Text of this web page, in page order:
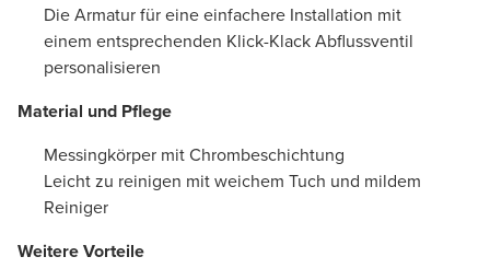
Die Armatur für eine einfachere Installation mit
einem entsprechenden Klick-Klack Abflussventil
personalisieren
Material und Pflege
Messingkörper mit Chrombeschichtung
Leicht zu reinigen mit weichem Tuch und mildem
Reiniger
Weitere Vorteile